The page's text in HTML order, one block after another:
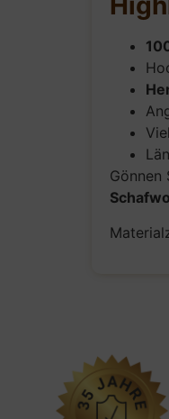
Gönnen